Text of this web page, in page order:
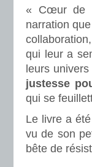
« Cœur de
narration
qui leur a
leurs
justesse
qui se
Le livre a
vu de son
bête de